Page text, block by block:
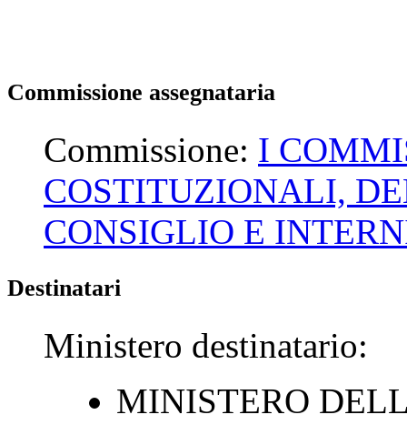
Commissione assegnataria
Commissione: I
COSTITUZIONALI,
CONSIGLIO E
Destinatari
Ministero destinatario:
MINISTERO